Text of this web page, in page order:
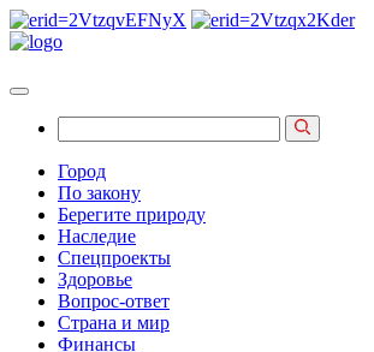
Город
По закону
Берегите природу
Наследие
Спецпроекты
Здоровье
Вопрос-ответ
Страна и мир
Финансы